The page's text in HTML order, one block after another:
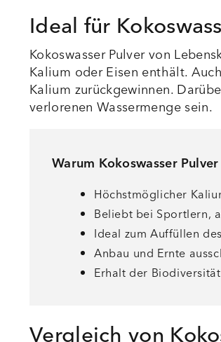
Ideal für
Kokoswasser Pulver von
Kalium oder Eisen enthält.
Kalium zurückgewinnen.
verlorenen Wassermenge sein.
Warum Kokoswasser
Höchstmöglicher
Beliebt bei Sportlern,
Ideal zum Auffüllen
Anbau und Ernte
Erhalt der